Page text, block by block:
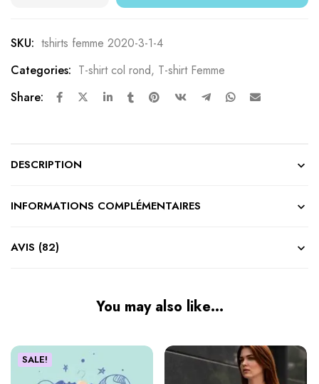
SKU: tshirts femme 2020-3-1-4
Categories: T-shirt col rond, T-shirt Femme
Share:
DESCRIPTION
INFORMATIONS COMPLÉMENTAIRES
AVIS (82)
You may also like…
SALE!